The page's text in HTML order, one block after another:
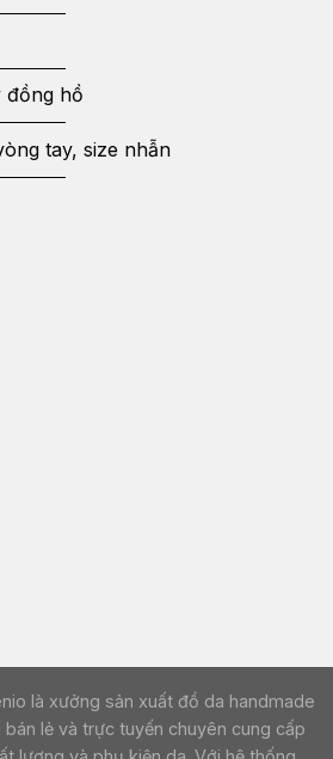
đồng hồ
tay, size nhẫn
là xưởng sản xuất đồ da handmade
bán lẻ và trực tuyến chuyên cung cấp